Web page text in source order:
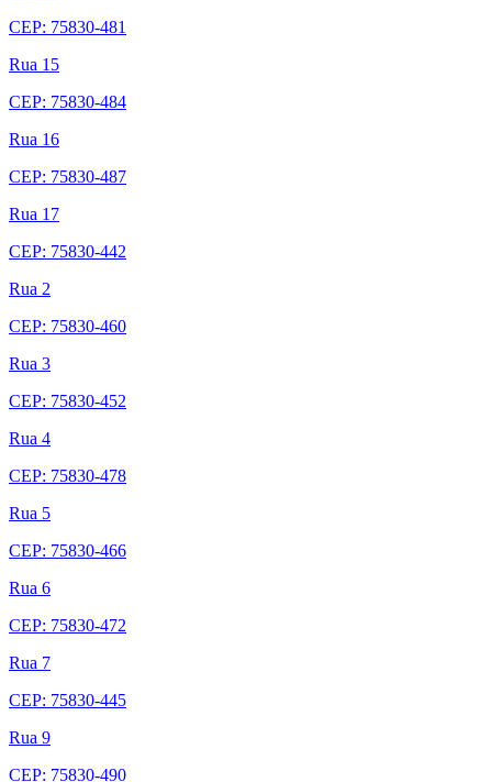
CEP: 75830-481
Rua 15
CEP: 75830-484
Rua 16
CEP: 75830-487
Rua 17
CEP: 75830-442
Rua 2
CEP: 75830-460
Rua 3
CEP: 75830-452
Rua 4
CEP: 75830-478
Rua 5
CEP: 75830-466
Rua 6
CEP: 75830-472
Rua 7
CEP: 75830-445
Rua 9
CEP: 75830-490